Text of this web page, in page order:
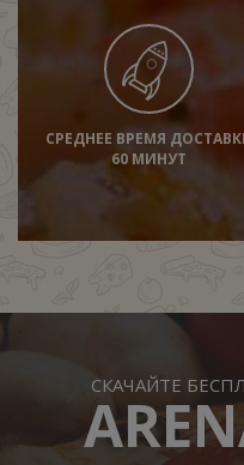
СРЕДНЕЕ ВРЕМЯ
60 МИНУТ
СКАЧАЙТЕ